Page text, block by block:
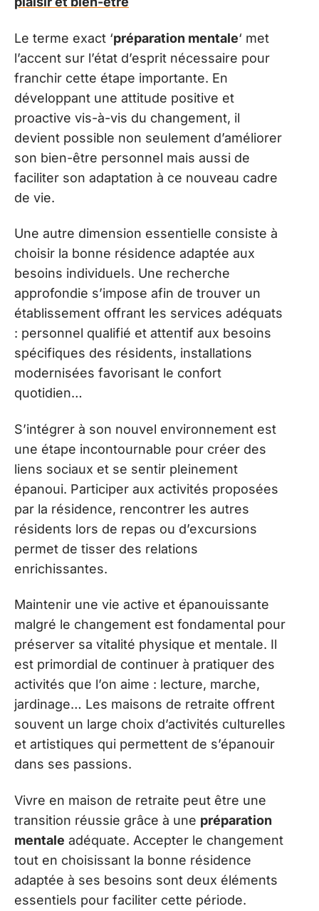
Le terme exact ‘préparation mentale‘ met
l’accent sur l’état d’esprit nécessaire pour
franchir cette étape importante. En
développant une attitude positive et
proactive vis-à-vis du changement, il
devient possible non seulement d’améliorer
son bien-être personnel mais aussi de
faciliter son adaptation à ce nouveau cadre
de vie.
Une autre dimension essentielle consiste à
choisir la bonne résidence adaptée aux
besoins individuels. Une recherche
approfondie s’impose afin de trouver un
établissement offrant les services adéquats
: personnel qualifié et attentif aux besoins
spécifiques des résidents, installations
modernisées favorisant le confort
quotidien…
S’intégrer à son nouvel environnement est
une étape incontournable pour créer des
liens sociaux et se sentir pleinement
épanoui. Participer aux activités proposées
par la résidence, rencontrer les autres
résidents lors de repas ou d’excursions
permet de tisser des relations
enrichissantes.
Maintenir une vie active et épanouissante
malgré le changement est fondamental pour
préserver sa vitalité physique et mentale. Il
est primordial de continuer à pratiquer des
activités que l’on aime : lecture, marche,
jardinage… Les maisons de retraite offrent
souvent un large choix d’activités culturelles
et artistiques qui permettent de s’épanouir
dans ses passions.
Vivre en maison de retraite peut être une
transition réussie grâce à une préparation
mentale adéquate. Accepter le changement
tout en choisissant la bonne résidence
adaptée à ses besoins sont deux éléments
essentiels pour faciliter cette période.